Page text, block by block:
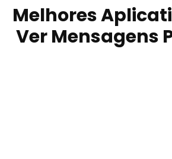
Melhores
Ver Mensagens